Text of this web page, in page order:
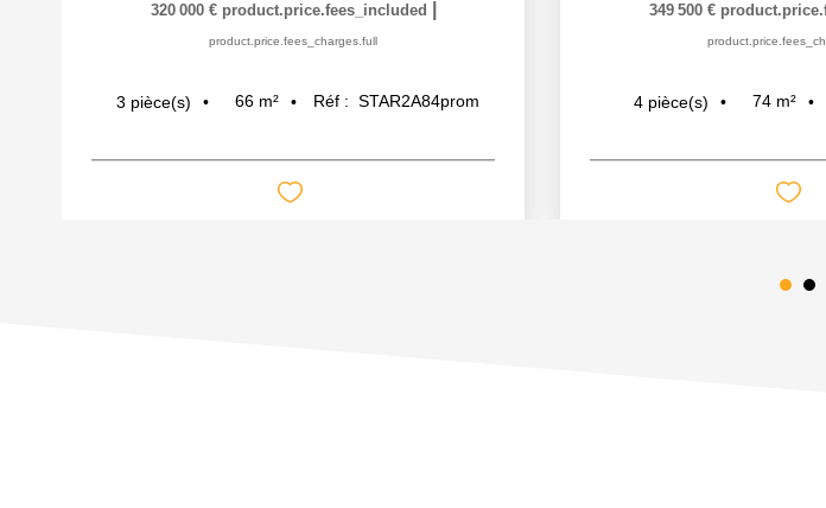
320 000 € product.price.fees_included
product.price.fees_charges.full
3 pièce(s) 66 m² Réf : STAR2A84prom
349 500 €
4 pièce(s) 74 m²